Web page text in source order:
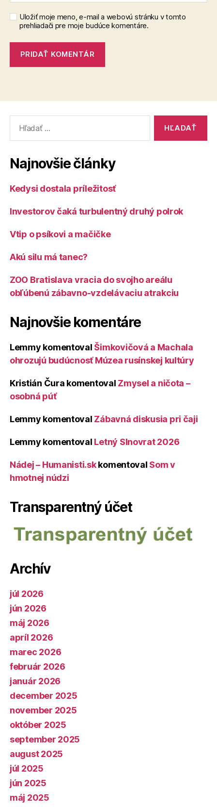
Uložiť moje meno, e-mail a webovú stránku v tomto
prehliadači pre moje budúce komentáre.
Najnovšie články
Kedysi dostala príležitosť
Investorov čaká turbulentný druhý polrok
Vtip o psíkovi a mačičke
Akú silu má tanec?
ZOO Bratislava vracia do svojho areálu
obľúbenú zábavno-vzdelávaciu atrakciu
Najnovšie komentáre
Lemmy komentoval Šimkovičová a Machala
ohrozujú budúcnosť Múzea rusínskej kultúry
Kristián Čura komentoval Zmysel a ničota –
osobná púť
Lemmy komentoval Zábavná diskusia pri čaji
Lemmy komentoval Letný Slnovrat 2026
Nádej – Humanisti.skkomentoval Som v
hmotnej núdzi
Transparentný účet
Archív
júl 2026
jún 2026
máj 2026
apríl 2026
marec 2026
február 2026
január 2026
december 2025
november 2025
október 2025
september 2025
august 2025
júl 2025
jún 2025
máj 2025